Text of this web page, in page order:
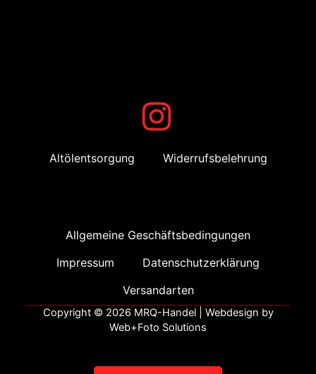
Altölentsorgung Widerrufsbelehrung
Allgemeine Geschäftsbedingungen
Impressum
Datenschutzerklärung
Versandarten
Copyright © 2026 MRQ-Handel | Webdesign by
Web+Foto Solutions